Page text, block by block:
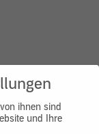
ihnen sind
und Ihre